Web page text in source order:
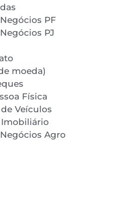
PF
PJ
moeda)
Física
Veículos
Agro